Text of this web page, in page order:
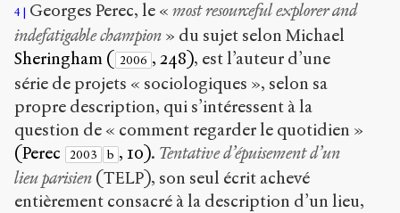
4 Georges Perec, le « most resourceful explorer and
indefatigable champion » du sujet selon Michael
Sheringham ( 2006 , 248), est l’auteur d’une
série de projets « sociologiques », selon sa
propre description, qui s’intéressent à la
question de « comment regarder le quotidien »
(Perec
2003 b , 10). Tentative d’épuisement d’un
lieu parisien (TELP), son seul écrit achevé
entièrement consacré à la description d’un lieu,